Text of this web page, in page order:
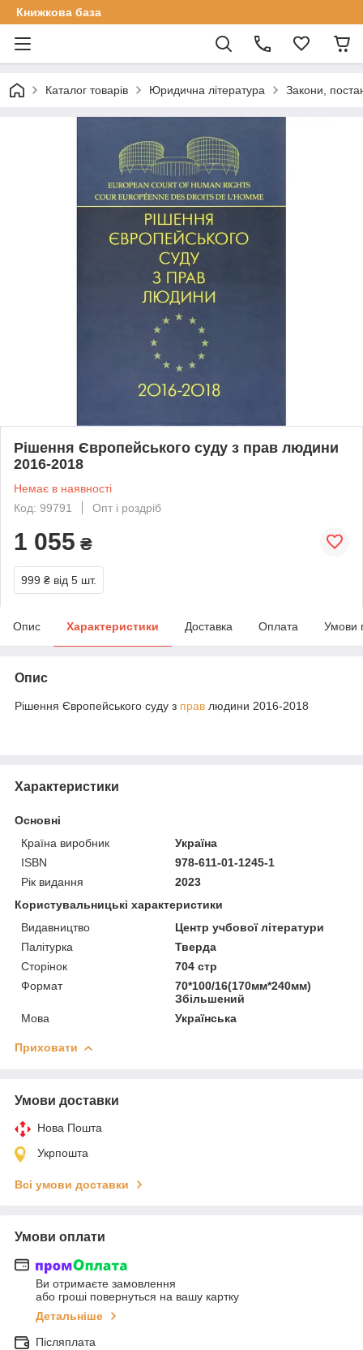
Книжкова база
Каталог товарів Юридична література Закони,
Рішення Європейського суду з прав людини
2016-2018
Немає в наявності
Код: 99791
Опт і роздріб
1 055 ₴
999 ₴ від 5 шт.
Опис Характеристики Доставка Оплата Умови
Опис
Рішення Європейського суду з прав людини 2016-2018
Характеристики
Основні
Країна виробник
Україна
ISBN
978-611-01-1245-1
Рік видання
2023
Користувальницькі характеристики
Видавництво
Центр учбової літератури
Палітурка
Тверда
Сторінок
704 стр
Формат
70*100/16(170мм*240мм)
Збільшений
Мова
Українська
Приховати
Умови доставки
Нова Пошта
Укрпошта
Всі умови доставки
Умови оплати
Ви отримаєте замовлення
або гроші повернуться на вашу картку
Детальніше
Післяплата